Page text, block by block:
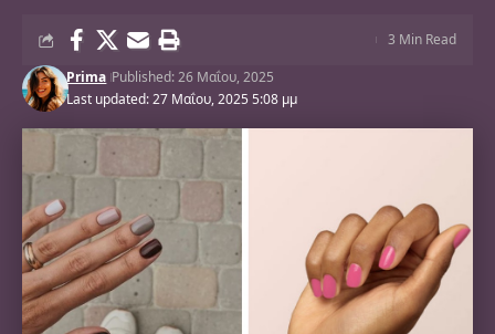
Last updated: 27 Μαΐου, 2025 5:08 μμ
Prima Published: 26 Μαΐου, 2025
3 Min Read